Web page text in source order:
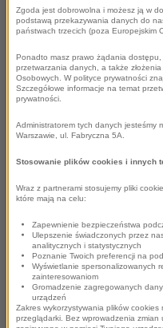
Paweł Jawor podążą w
i przełomu wieku, a
karteczek zbieranych w
myśli”, GG, piosenek
do Opola”
Projekt XDpozostaje
imprezowa muzyka,
show-biznesie. Maciek
Ponadto na antenie
Wstawaj, szkoda dnia
– 9:00
Zgoda jest dobrowolna i możesz ją w
podstawą przekazywania danych do
państwach trzecich (poza Europejskim
Ponadto masz prawo żądania
przetwarzania danych, a także
Osobowych. W polityce prywatności
Szczegółowe informacje na temat
prywatności.
Administratorem tych danych jesteśmy
Warszawie, ul. Fabryczna 5A.
Stosowanie plików cookies i innych
Wraz z partnerami stosujemy pliki
które mają na celu:
Zapewnienie bezpieczeństwa
Ulepszenie świadczonych przez
analitycznych i statystycznych
Poznanie Twoich preferencji na
Wyświetlanie spersonalizowanych
zainteresowaniom
Gromadzenie zagregowanych
urządzeń
Zakres wykorzystywania plików
przeglądarki. Bez wprowadzenia